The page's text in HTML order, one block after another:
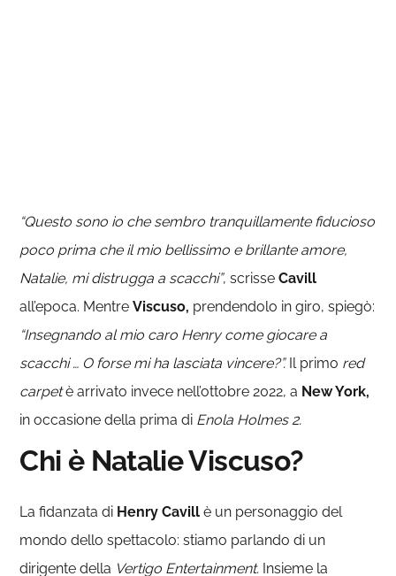
“Questo sono io che sembro tranquillamente fiducioso
poco prima che il mio bellissimo e brillante amore,
Natalie, mi distrugga a scacchi”, scrisseCavill
all’epoca. MentreViscuso, prendendolo in giro, spiegò:
“Insegnando al mio caro Henry come giocare a
scacchi … O forse mi ha lasciata vincere?”.Il primo red
carpetè arrivato invece nell’ottobre 2022, a New York,
in occasione della prima di Enola Holmes 2.
Chi è Natalie Viscuso?
La fidanzata di Henry Cavillè un personaggio del
mondo dello spettacolo: stiamo parlando di un
dirigente della Vertigo Entertainment. Insieme la